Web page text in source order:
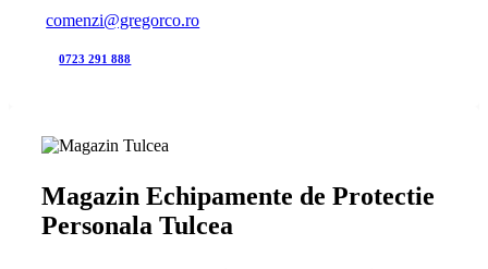
comenzi@gregorco.ro
0723 291 888
Magazin Echipamente de Protectie
Personala Tulcea